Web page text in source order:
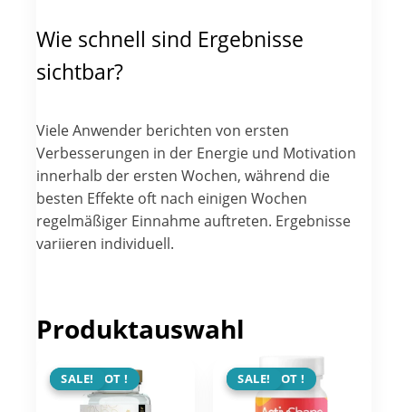
Wie schnell sind Ergebnisse
sichtbar?
Viele Anwender berichten von ersten
Verbesserungen in der Energie und Motivation
innerhalb der ersten Wochen, während die
besten Effekte oft nach einigen Wochen
regelmäßiger Einnahme auftreten. Ergebnisse
variieren individuell.
Produktauswahl
ANGEBOT !
SALE! ANGEBOT !
SALE!